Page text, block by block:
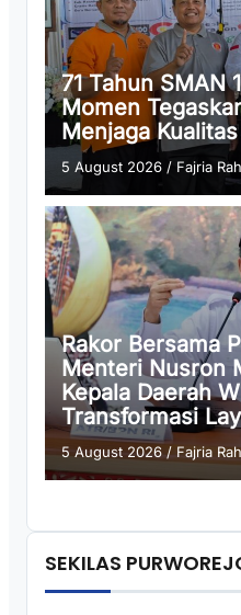
71 Tahun SMAN
Momen
Menjaga
5 August 2026 / Fajria
Rakor Bersama
Menteri Nusron
Kepala Daerah
Transformasi
5 August 2026/Fajria
SEKILAS